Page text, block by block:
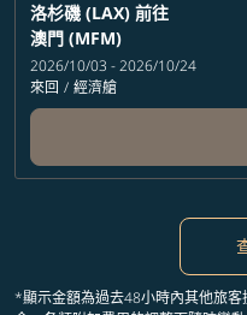
洛杉磯 (LAX) 前往
澳門 (MFM)
2026/10/03 - 2026/10/24
來回 / 經濟艙
*顯示金額為過去48小時內其他旅